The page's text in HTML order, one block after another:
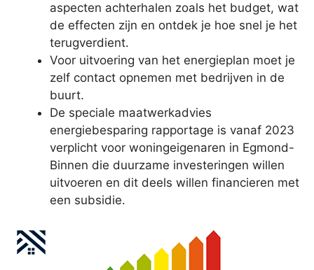
aspecten achterhalen zoals het budget, wat
de effecten zijn en ontdek je hoe snel je het
terugverdient.
Voor uitvoering van het energieplan moet je
zelf contact opnemen met bedrijven in de
buurt.
De speciale maatwerkadvies
energiebesparing rapportage is vanaf 2023
verplicht voor woningeigenaren in Egmond-
Binnen die duurzame investeringen willen
uitvoeren en dit deels willen financieren met
een subsidie.